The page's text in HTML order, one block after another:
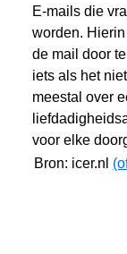
E-mails die
worden.
de mail door
iets als het
meestal over
voor elke
Bron: icer.nl